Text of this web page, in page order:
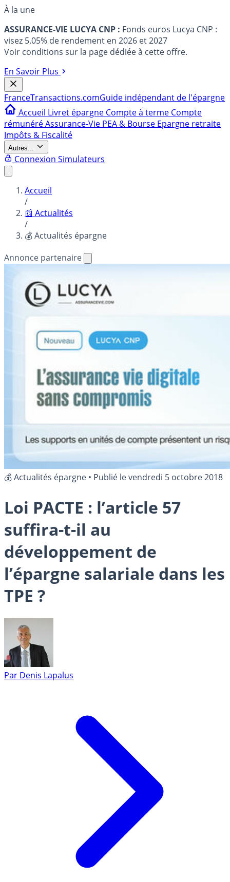
À la une
ASSURANCE-VIE LUCYA CNP : Fonds euros Lucya CNP :
visez 5.05% de rendement en 2026 et 2027
Voir conditions sur la page dédiée à cette offre.
En Savoir Plus
FranceTransactions.comGuide indépendant de l'épargne
Accueil Livret épargne Compte à terme Compte
rémunéréAssurance-Vie PEA & Bourse Epargne retraite
Impôts & Fiscalité
Autres...
Connexion Simulateurs
Accueil
/
📰 Actualités
/
💰 Actualités épargne
Annonce partenaire
💰 Actualités épargne • Publié levendredi 5 octobre 2018
Loi PACTE : l’article 57
suffira-t-il au
développement de
l’épargne salariale dans les
TPE ?
Par Denis Lapalus